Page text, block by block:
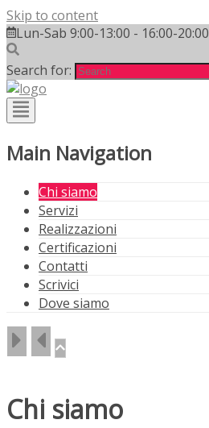
Skip to content
Lun-Sab 9:00-13:00 - 16:00-20:00
Search for:
Main Navigation
Chi siamo
Servizi
Realizzazioni
Certificazioni
Contatti
Scrivici
Dove siamo
Chi siamo